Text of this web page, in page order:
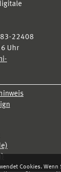
Cookies.
22408
Uhr